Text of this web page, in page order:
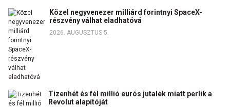
Közel negyvenezer milliárd forintnyi SpaceX-
részvény válhat eladhatóvá
2026. AUGUSZTUS 5.
Tizenhét és fél millió eurós jutalék miatt perlik a
Revolut alapítóját